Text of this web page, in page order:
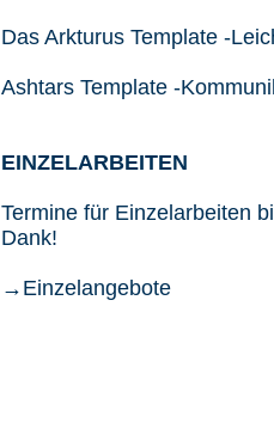
Das Arkturus Template -
Ashtars Template -
EINZELARBEITEN
Termine für Einzelarbeiten
Dank!
→ Einzelangebote